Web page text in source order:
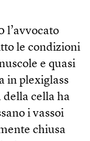
l’avvocato
le condizioni
e quasi
in plexiglass
della cella ha
i vassoi
chiusa